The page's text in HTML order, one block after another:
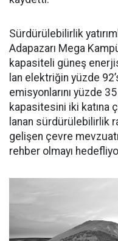
Sürdürülebilirlik
Adapaza­rı Mega
kapasiteli güneş
lan elektriğin yüzde
emisyonları­nı yüzde
kapasitesini iki katına
lanan sürdürülebilirlik
gelişen çev­re
rehber olmayı